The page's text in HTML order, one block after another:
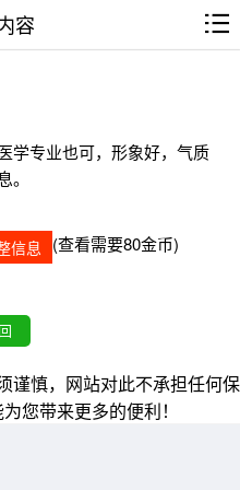
容
学专业也可，形象好，气质
信息 (查看需要80金币)
谨慎，网站对此不承担任何保
您带来更多的便利！